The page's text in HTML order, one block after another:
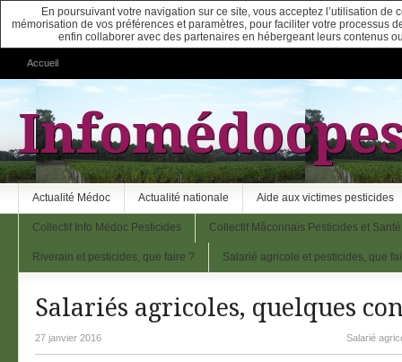
Accueil
Actualité Médoc Actualité nationale Aide aux victimes pesticides
Collectif Info Médoc Pesticides Collectif Mâconnais Pesticides et Santé
Riverain et pesticides, que faire ? Salarié agricole et pesticides, que
Salariés agricoles, quelques
27 janvier 2016 Salarié
En poursuivant votre navigation sur ce site, vous acceptez l’utilisation
mémorisation de vos préférences et paramètres, pour faciliter votre processus
enfin collaborer avec des partenaires en hébergeant leurs contenus